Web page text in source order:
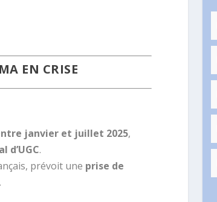
EN CRISE
janvier et juillet 2025,
d’UGC.
prévoit une prise de
.